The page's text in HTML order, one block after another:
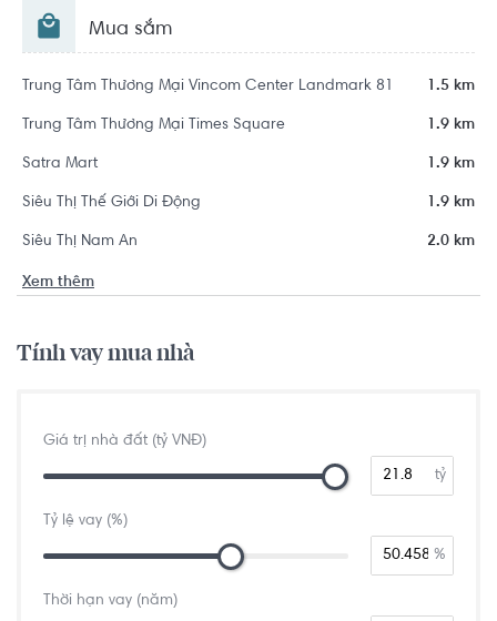
Mua sắm
Trung Tâm Thương Mại Vincom Center Landmark 81 1.5 km
Trung Tâm Thương Mại Times Square 1.9 km
Satra Mart 1.9 km
Siêu Thị Thế Giới Di Động 1.9 km
Siêu Thị Nam An 2.0 km
Xem thêm
Tính vay mua nhà
Giá trị nhà đất (tỷ VNĐ)
tỷ
Tỷ lệ vay (%)
%
Thời hạn vay (năm)